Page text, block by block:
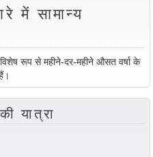
में सामान्य
रूप से महीने-दर-महीने औसत वर्षा के
यात्रा